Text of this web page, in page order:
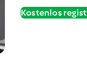
Kostenlos